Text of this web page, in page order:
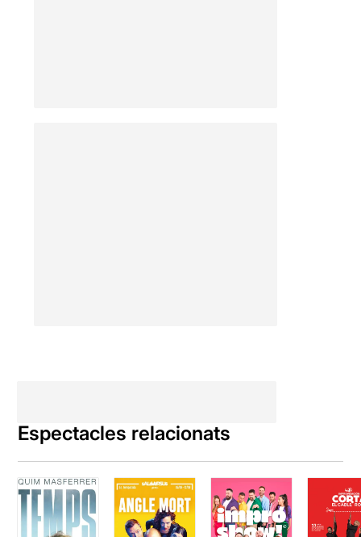
Espectacles relacionats